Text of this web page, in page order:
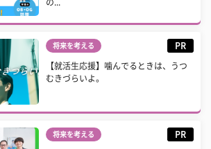
の...
将来を考える PR
【就活生応援】噛んでるときは、うつ
むきづらいよ。
将来を考える PR